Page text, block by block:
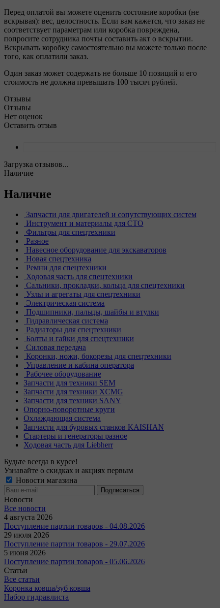
Перед оплатой вы можете оценить состояние коробки (не
вскрывая): вес, целостность. Если вам кажется, что заказ не
соответствует параметрам или коробка повреждена,
попросите сотрудника почты составить акт о вскрытии.
Вскрывать коробку самостоятельно вы можете только после
того, как оплатили заказ.
Один заказ может содержать не больше 10 позиций и его
стоимость не должна превышать 100 тысяч рублей.
Отзывы
Отзывы
Нет оценок
Оставить отзыв
Загрузка отзывов...
Наличие
Наличие
Запчасти для двигателей и сопутствующих систем
Инструмент и материалы для СТО
Фильтры для спецтехники
Разное
Навесное оборудование для экскаваторов
Новая спецтехника
Ремни для спецтехники
Ходовая часть для спецтехники
Сальники, прокладки, кольца для спецтехники
Узлы и агрегаты для спецтехники
Электрическая система
Подшипники, пальцы, шайбы и втулки
Гидравлическая система
Радиаторы для спецтехники
Болты и гайки для спецтехники
Силовая передача
Коронки, ножи, бокорезы для спецтехники
Управление и кабина оператора
Рабочее оборудование
Запчасти для техники SEM
Запчасти для техники XCMG
Запчасти для техники SANY
Опорно-поворотные круги
Охлаждающая система
Запчасти для буровых станков KAISHAN
Стартеры и генераторы разное
Ходовая часть для Liebherr
Будьте всегда в курсе!
Узнавайте о скидках и акциях первым
Новости магазина
Новости
Все новости
4 августа 2026
Поступление партии товаров - 04.08.2026
29 июля 2026
Поступление партии товаров - 29.07.2026
5 июня 2026
Поступление партии товаров - 05.06.2026
Статьи
Все статьи
Коронка ковша/зуб ковша
Набор гидравлиста